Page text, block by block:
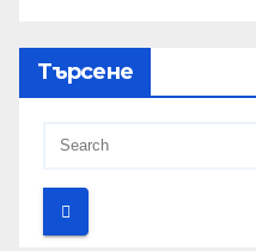
Търсене